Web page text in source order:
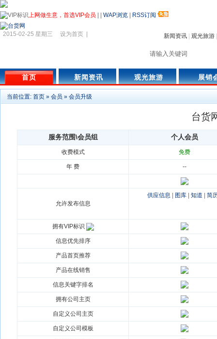
上网做生意，首选VIP会员 WAP浏览 RSS订阅
2015-02-25 星期三 设为首页 新闻资讯 观光旅游
首页 新闻资讯 观光旅游 展销
当前位置: 首页 » 会员 » 会员升级
台货
服务范围\会员组 个人会员
收费模式 免费
年 费 --
允许发布信息
供应信息 图库 知道 简
拥有VIP标识
信息优先排序
产品首页推荐
产品在线销售
信息关键字排名
拥有公司主页
自定义公司主页
自定义公司模板